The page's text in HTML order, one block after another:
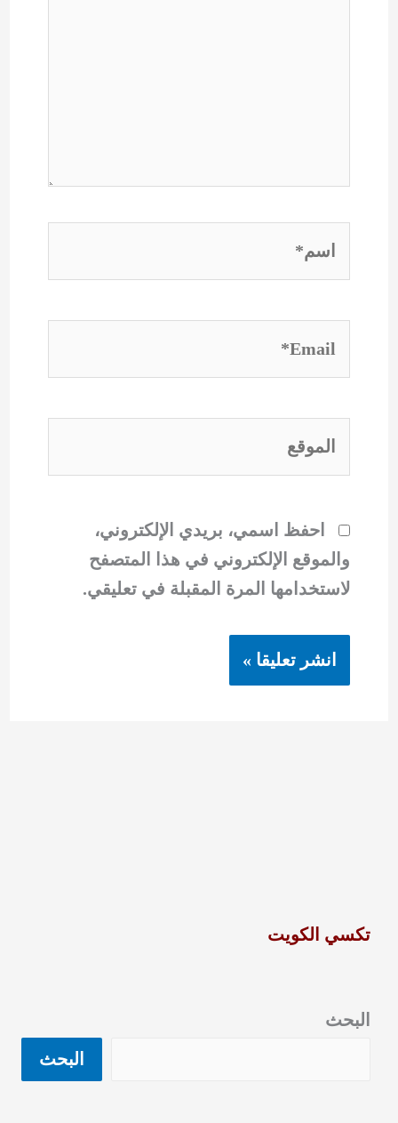
احفظ اسمي، بريدي الإلكتروني،
والموقع الإلكتروني في هذا المتصفح
لاستخدامها المرة المقبلة في تعليقي.
تكسي الكويت
البحث
البحث